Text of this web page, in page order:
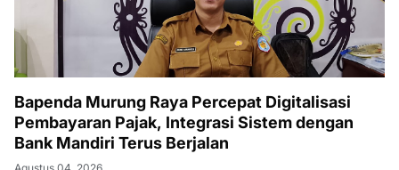
Bapenda Murung Raya Percepat Digitalisasi
Pembayaran Pajak, Integrasi Sistem dengan
Bank Mandiri Terus Berjalan